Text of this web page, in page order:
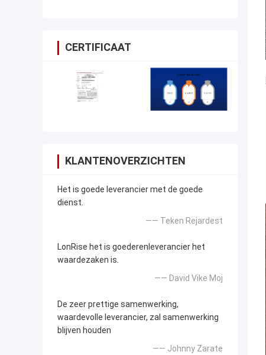
CERTIFICAAT
KLANTENOVERZICHTEN
Het is goede leverancier met de goede
dienst.
—— Teken Rejardest
LonRise het is goederenleverancier het
waardezaken is.
—— David Vike Moj
De zeer prettige samenwerking,
waardevolle leverancier, zal samenwerking
blijven houden
—— Johnny Zarate